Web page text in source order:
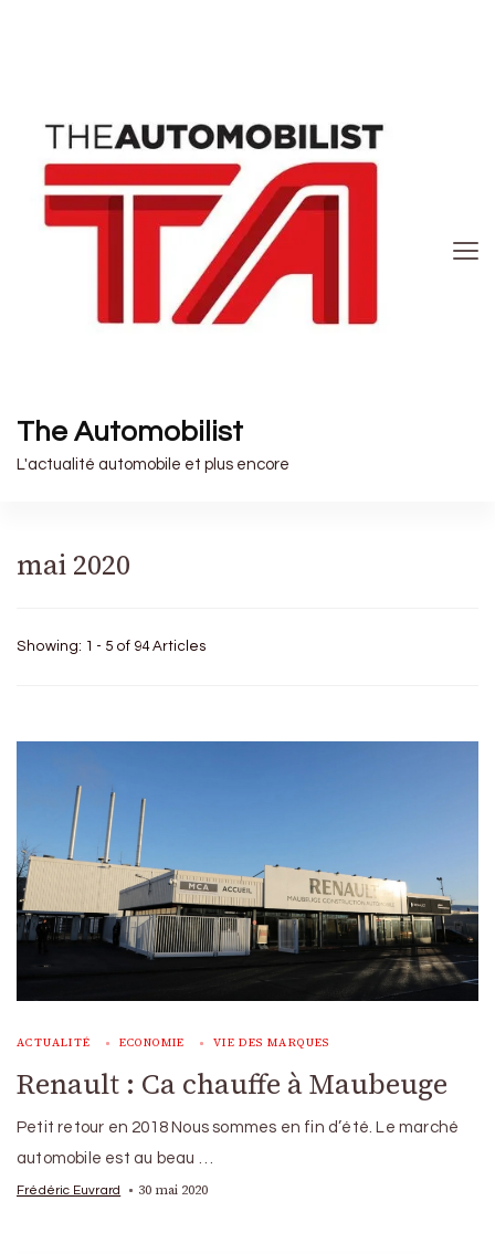
The Automobilist
L'actualité automobile et plus encore
mai 2020
Showing: 1 - 5 of 94 Articles
ACTUALITÉ ECONOMIE VIE DES MARQUES
Renault : Ca chauffe à Maubeuge
Petit retour en 2018 Nous sommes en fin d’été. Le marché
automobile est au beau …
Frédéric Euvrard 30 mai 2020